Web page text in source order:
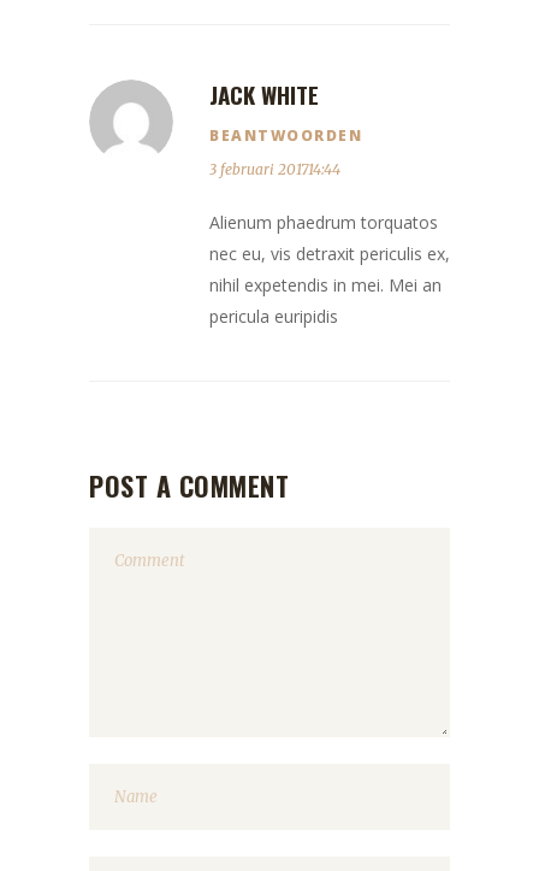
JACK WHITE
BEANTWOORDEN
3 februari 201714:44
Alienum phaedrum torquatos
nec eu, vis detraxit periculis ex,
nihil expetendis in mei. Mei an
pericula euripidis
POST A COMMENT